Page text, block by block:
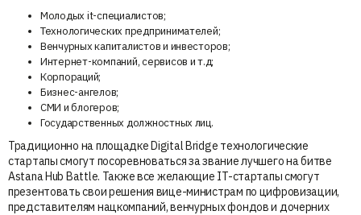
Молодых it-специалистов;
Технологических предпринимателей;
Венчурных капиталистов и инвесторов;
Интернет-компаний, сервисов и т.д;
Корпораций;
Бизнес-ангелов;
СМИ и блогеров;
Государственных должностных лиц.
Традиционно на площадке Digital Bridge технологические
стартапы смогут посоревноваться за звание лучшего на битве
Astana Hub Battle. Также все желающие IT-стартапы смогут
презентовать свои решения вице-министрам по цифровизации,
представителям нацкомпаний, венчурных фондов и дочерних